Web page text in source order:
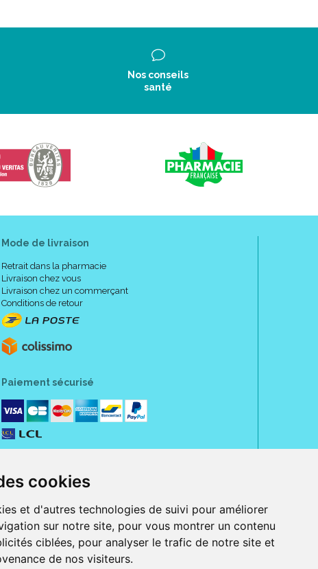
cookies
et d'autres technologies de suivi pour améliorer
sur notre site, pour vous montrer un contenu
ciblées, pour analyser le trafic de notre site et
de nos visiteurs.
Nos conseils
santé
Mode de livraison
Retrait dans la pharmacie
Livraison chez vous
Livraison chez un commerçant
Conditions de retour
Paiement sécurisé
rue Jeanne d' Harcourt, 80300 Albert.